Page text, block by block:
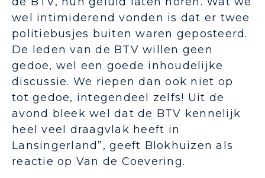
wel intimiderend vonden is dat er twee
politiebusjes buiten waren geposteerd.
De leden van de BTV willen geen
gedoe, wel een goede inhoudelijke
discussie. We riepen dan ook niet op
tot gedoe, integendeel zelfs! Uit de
avond bleek wel dat de BTV kennelijk
heel veel draagvlak heeft in
Lansingerland”, geeft Blokhuizen als
reactie op Van de Coevering.